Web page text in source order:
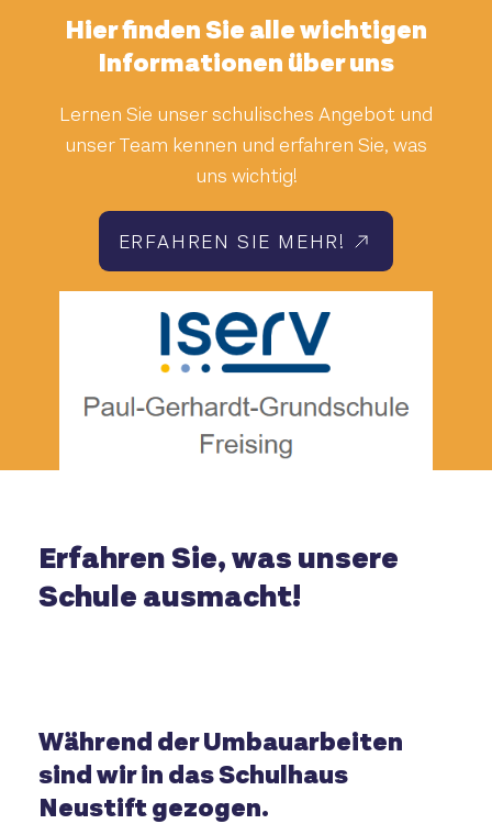
Hier finden Sie alle wichtigen
Informationen über uns
Lernen Sie unser schulisches Angebot und
unser Team kennen und erfahren Sie, was
uns wichtig!
ERFAHREN SIE MEHR!
Erfahren Sie, was unsere
Schule ausmacht!
Während der Umbauarbeiten
sind wir in das Schulhaus
Neustift gezogen.